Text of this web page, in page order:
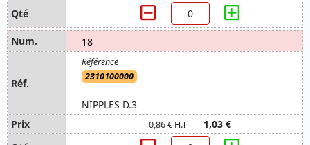
18
2310100000
NIPPLES D.3
0,86 € H.T 1,03 €